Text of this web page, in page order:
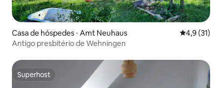
Casa de hóspedes ⋅ Amt Neuhaus 4,9 de uma
4,9 (31)
Antigo presbitério de Wehningen
Superhost
Superhost